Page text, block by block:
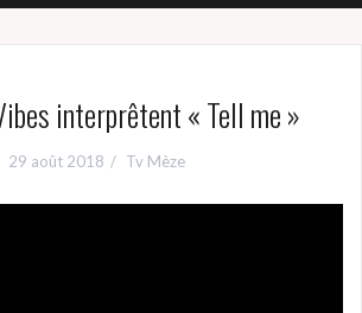
interprêtent « Tell me »
29 août 2018 Tv Mèze